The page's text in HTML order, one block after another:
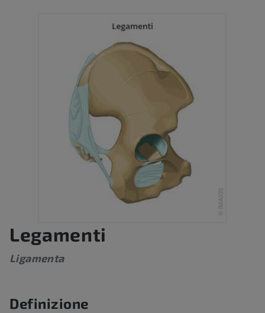
Legamenti
Ligamenta
Definizione